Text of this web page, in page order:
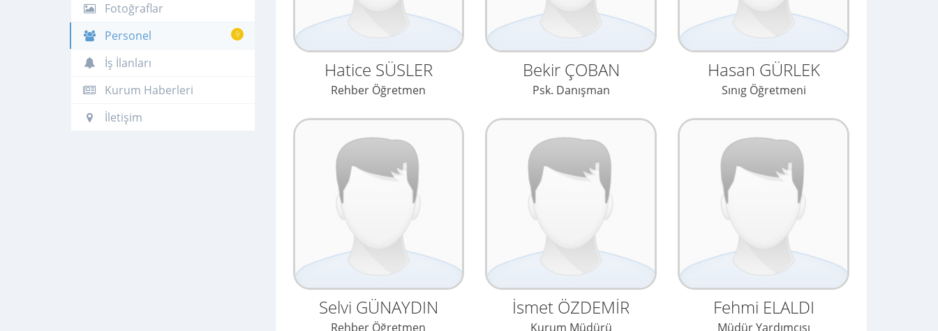
Fotoğraflar
9
Personel
İş İlanları
Kurum Haberleri
İletişim
Hatice SÜSLER
Rehber Öğretmen
Bekir ÇOBAN
Psk. Danışman
Hasan GÜRLEK
Sınıg Öğretmeni
Selvi GÜNAYDIN
Rehber Öğretmen
İsmet ÖZDEMİR
Kurum Müdürü
Fehmi ELALDI
Müdür Yardımcısı